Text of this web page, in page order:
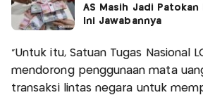
AS Masih Jadi Patokan
Ini Jawabannya
"Untuk itu, Satuan Tugas Nasional
mendorong penggunaan mata
transaksi lintas negara untuk